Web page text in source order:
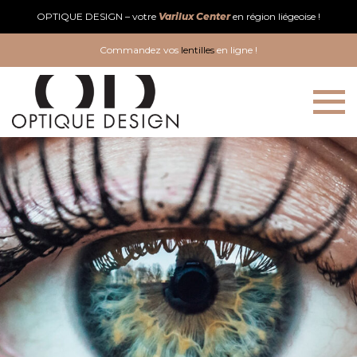
OPTIQUE DESIGN – votre Varilux Centeren région liégeoise !
Commandez vos lentilles en ligne !